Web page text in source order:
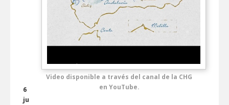
Video disponible a través del canal de la CHG
en YouTube.
6
ju